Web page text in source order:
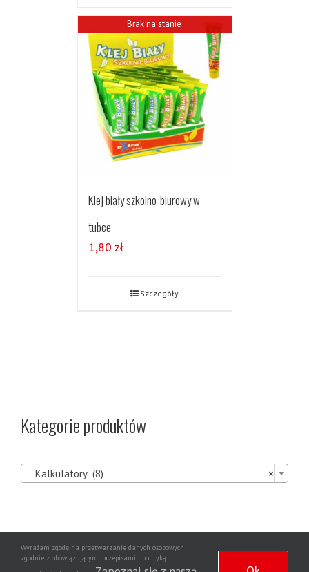
Brak na stanie
Klej biały szkolno-biurowy w
tubce
1,80 zł
Szczegóły
Kategorie produktów
×
Kalkulatory (8)
Copyright 2020 | Wszelkie prawa zastrzeżone | Wdrożenie strony
Wyrażam zgodę na przetwarzanie danych osobowych
zgodnie z obowiązującymi przepisami i polityką